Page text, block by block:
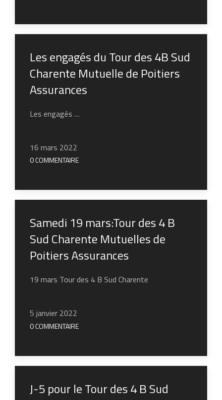
Les engagés du Tour des 4B Sud
Charente Mutuelle de Poitiers
Assurances
Les engagés …
16 mars 2022
0 COMMENTAIRE
Samedi 19 mars:Tour des 4 B
Sud Charente Mutuelles de
Poitiers Assurances
19 mars Tour des 4 B Sud Charente
5 janvier 2022
0 COMMENTAIRE
J-5 pour le Tour des 4 B Sud